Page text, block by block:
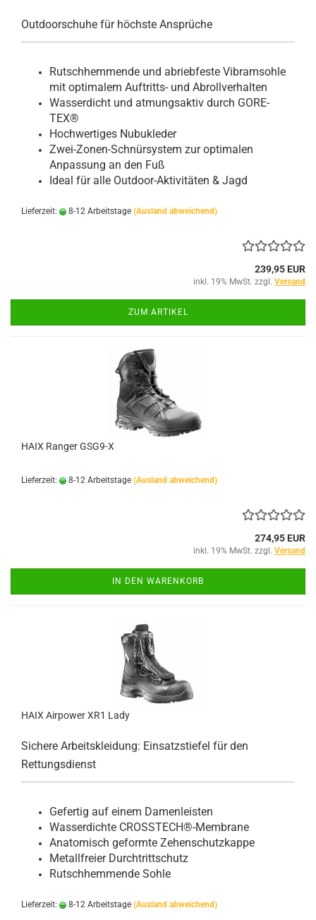
Outdoorschuhe für höchste Ansprüche
Rutschhemmende und abriebfeste Vibramsohle
mit optimalem Auftritts- und Abrollverhalten
Wasserdicht und atmungsaktiv durch GORE-
TEX®
Hochwertiges Nubukleder
Zwei-Zonen-Schnürsystem zur optimalen
Anpassung an den Fuß
Ideal für alle Outdoor-Aktivitäten & Jagd
Lieferzeit: 8-12 Arbeitstage (Ausland abweichend)
239,95 EUR
inkl. 19% MwSt. zzgl. Versand
ZUM ARTIKEL
HAIX Ranger GSG9-X
Lieferzeit: 8-12 Arbeitstage (Ausland abweichend)
274,95 EUR
inkl. 19% MwSt. zzgl. Versand
IN DEN WARENKORB
HAIX Airpower XR1 Lady
Sichere Arbeitskleidung: Einsatzstiefel für den
Rettungsdienst
Gefertig auf einem Damenleisten
Wasserdichte CROSSTECH®-Membrane
Anatomisch geformte Zehenschutzkappe
Metallfreier Durchtrittschutz
Rutschhemmende Sohle
Lieferzeit: 8-12 Arbeitstage (Ausland abweichend)